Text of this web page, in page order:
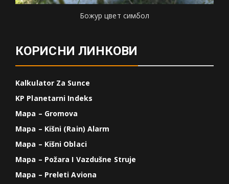
Божур цвет симбол
КОРИСНИ ЛИНКОВИ
Kalkulator Za Sunce
KP Planetarni Indeks
Mapa – Gromova
Mapa – Kišni (Rain) Alarm
Mapa – Kišni Oblaci
Mapa – Požara I Vazdušne Struje
Mapa – Preleti Aviona